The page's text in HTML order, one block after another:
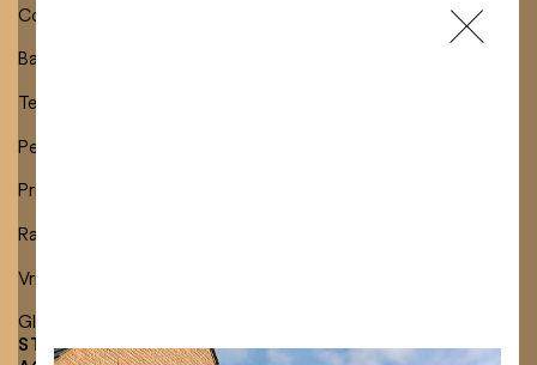
Complete collectie
Balkonzonwering
Terrasluifels
Pergola-luifels
Privacyluifels
Raam- en gevelluifels
Vrijstaande luifels
Glazen dakluifels
geïntegreerde zonwering
STOFFEN &
CARRIÈRE